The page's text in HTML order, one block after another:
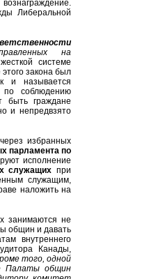
Либеральной
на
системе
закона был
и называется
по соблюдению
быть граждане
и непредвзято
избранных
парламента по
исполнение
служащих при
служащим,
наложить на
занимаются не
общин и давать
внутреннего
Канады,
того, одной
Палаты общин